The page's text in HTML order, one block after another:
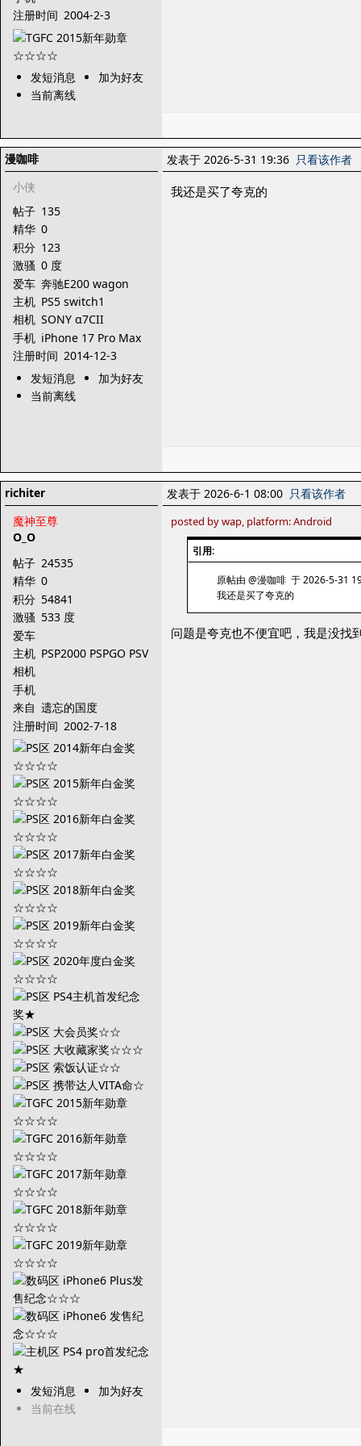
注册时间 2004-2-3
发短消息
加为好友
当前离线
漫咖啡
小侠
帖子 135
精华 0
积分 123
激骚 0 度
爱车 奔驰E200 wagon
主机 PS5 switch1
switch2
相机 SONY α7CII
手机 iPhone 17 Pro Max
注册时间 2014-12-3
发短消息
加为好友
当前离线
发表于 2026-5-31 19:36 只看该作者
我还是买了夸克的
richiter
魔神至尊
O_O
帖子 24535
精华 0
积分 54841
激骚 533 度
爱车
主机 PSP2000 PSPGO PSV
相机
手机
来自 遗忘的国度
注册时间 2002-7-18
发短消息
加为好友
当前在线
发表于 2026-6-1 08:00 只看该作者
posted by wap, platform: Android
引用:
原帖由 @漫咖啡 于 2026-5-31
我还是买了夸克的
问题是夸克也不便宜吧，我是没找